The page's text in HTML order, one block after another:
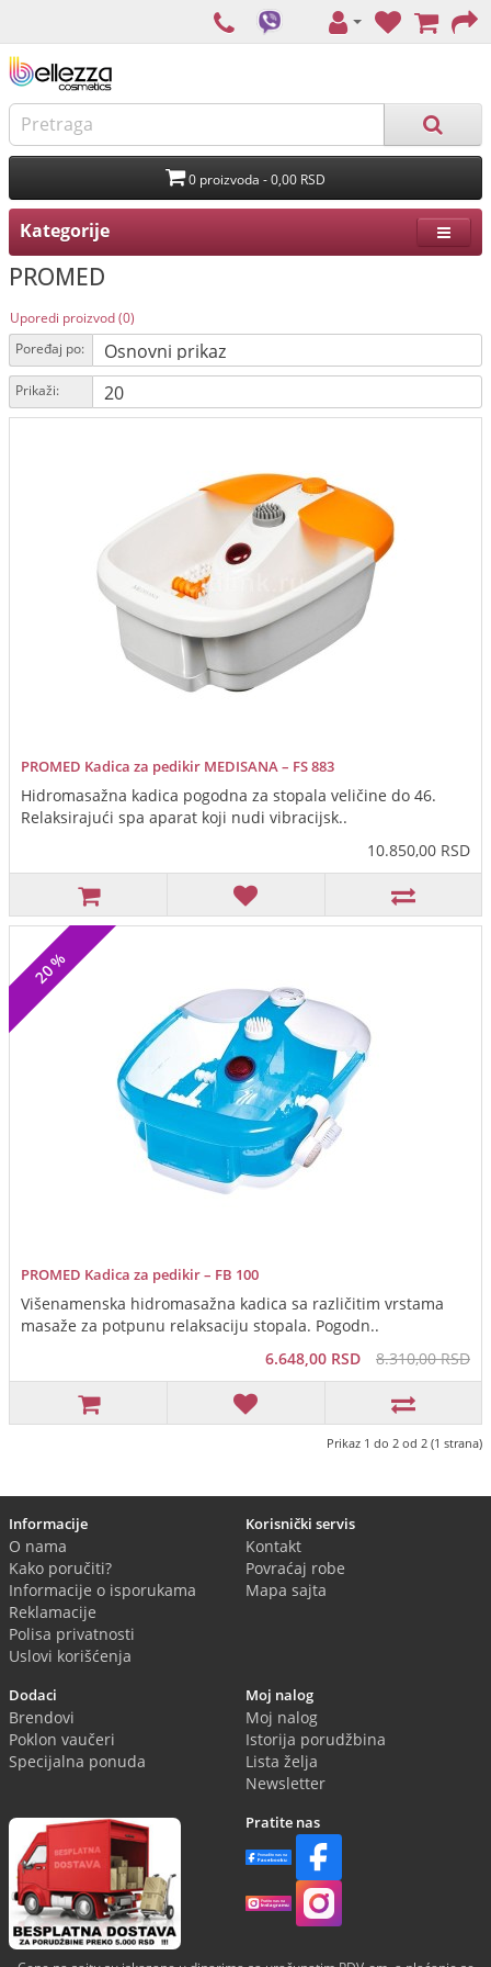
0 proizvoda - 0,00 RSD
Kategorije
PROMED
Uporedi proizvod (0)
Poređaj po:
Prikaži:
PROMED Kadica za pedikir MEDISANA – FS 883
Hidromasažna kadica pogodna za stopala veličine do 46.
Relaksirajući spa aparat koji nudi vibracijsk..
10.850,00 RSD
20
PROMED Kadica za pedikir – FB 100
Višenamenska hidromasažna kadica sa različitim vrstama
masaže za potpunu relaksaciju stopala. Pogodn..
6.648,00 RSD
8.310,00 RSD
Prikaz 1 do 2 od 2 (1 strana)
Informacije
O nama
Kako poručiti?
Informacije o isporukama
Reklamacije
Polisa privatnosti
Uslovi korišćenja
Korisnički servis
Kontakt
Povraćaj robe
Mapa sajta
Dodaci
Brendovi
Poklon vaučeri
Specijalna ponuda
Moj nalog
Moj nalog
Istorija porudžbina
Lista želja
Newsletter
Pratite nas